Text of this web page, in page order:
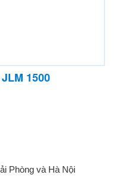
1500
Phòng và Hà Nội